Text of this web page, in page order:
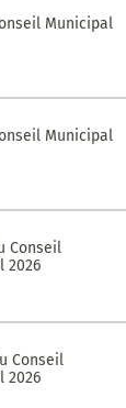
Municipal
Municipal
Conseil
2026
Conseil
2026